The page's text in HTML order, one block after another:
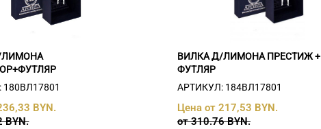
ЛИМОНА
BYN.
BYN.
ВИЛКА Д/ЛИМОНА ПРЕСТИЖ +
ФУТЛЯР
АРТИКУЛ: 184ВЛ17801
Цена от 217,53 BYN.
от 310.76 BYN.